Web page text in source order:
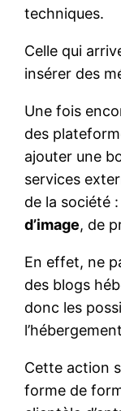
techniques.
Celle qui
insérer des
Une fois
des
ajouter une
services
de la société
d’image, de
En effet, ne
des blogs
donc les
Cette action
forme de